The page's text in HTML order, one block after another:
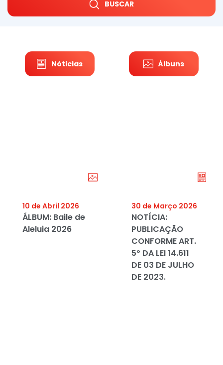
BUSCAR
Nóticias Álbuns
10 de Abril 2026
ÁLBUM: Baile de
Aleluia 2026
30 de Março 2026
NOTÍCIA:
PUBLICAÇÃO
CONFORME ART.
5º DA LEI 14.611
DE 03 DE JULHO
DE 2023.